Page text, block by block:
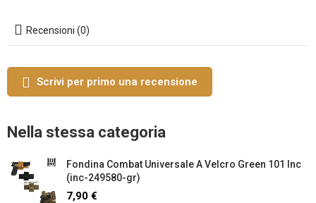
Recensioni (0)
Scrivi per primo una recensione
Nella stessa categoria
Fondina Combat Universale A Velcro Green 101 Inc
(inc-249580-gr)
7,90 €